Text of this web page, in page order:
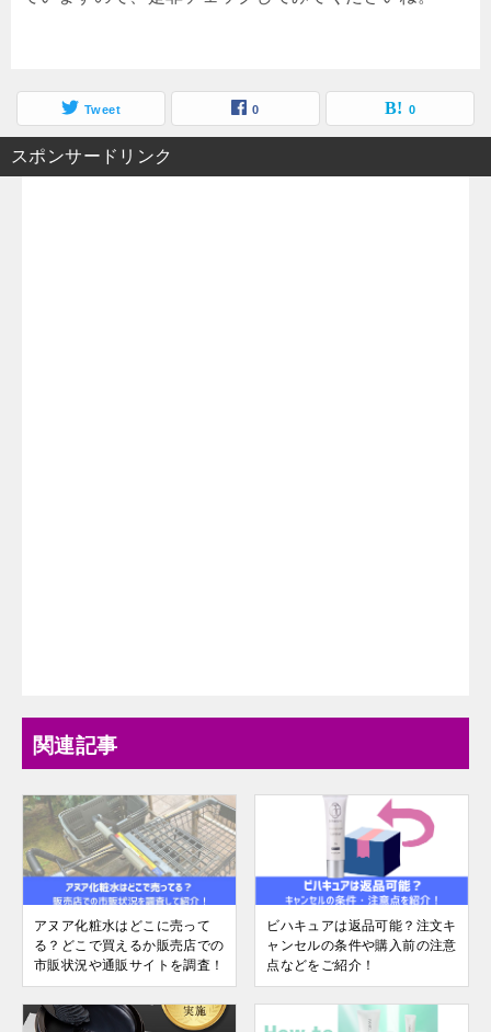
Tweet 0 0
スポンサードリンク
関連記事
アヌア化粧水はどこに売って
る？どこで買えるか販売店での
市販状況や通販サイトを調査！
ビハキュアは返品可能？注文キ
ャンセルの条件や購入前の注意
点などをご紹介！